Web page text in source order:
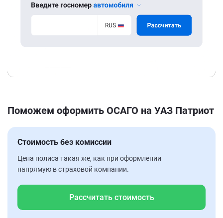
Поможем оформить ОСАГО на УАЗ Патриот
Стоимость без комиссии
Цена полиса такая же, как при оформлении
напрямую в страховой компании.
Рассчитать стоимость